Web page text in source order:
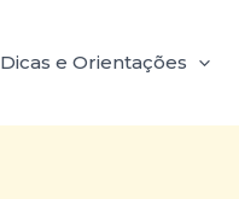
Dicas e Orientações